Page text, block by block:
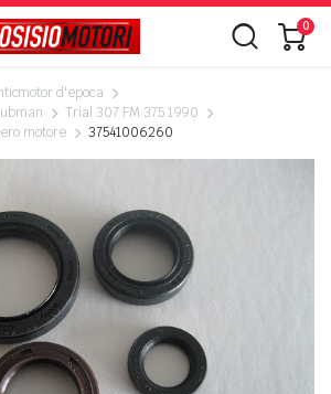
0
d'epoca
Trial 307 FM 375 1990
motore
37541006260